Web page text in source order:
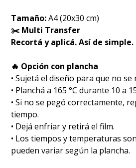
Tamaño:A4 (20x30 cm)
✂️ Multi Transfer
Recortá y aplicá. Así de simple.
🔥 Opción con plancha
• Sujetá el diseño para que no se
• Planchá a 165 °C durante 10 a
• Si no se pegó correctamente,
tiempo.
• Dejá enfriar y retirá el film.
• Los tiempos y temperaturas
pueden variar según la plancha.